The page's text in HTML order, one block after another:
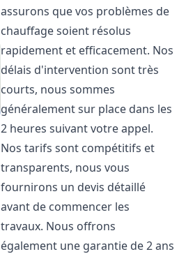
assurons que vos problèmes de
chauffage soient résolus
rapidement et efficacement. Nos
délais d'intervention sont très
courts, nous sommes
généralement sur place dans les
2 heures suivant votre appel.
Nos tarifs sont compétitifs et
transparents, nous vous
fournirons un devis détaillé
avant de commencer les
travaux. Nous offrons
également une garantie de 2 ans